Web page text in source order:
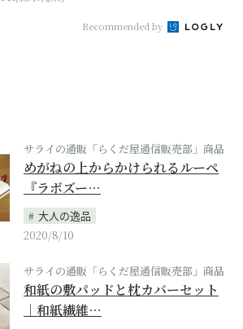
Recommended by
サライの通販「らくだ屋通信販売部」商品
めがねの上からかけられるルーペ
『ラボズー…
大人の逸品
2020/8/10
サライの通販「らくだ屋通信販売部」商品
和紙の敷パッドと枕カバーセット
｜和紙繊維…